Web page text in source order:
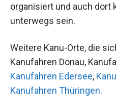
organisiert und auch dort
unterwegs sein.
Weitere Kanu-Orte, die
Kanufahren Donau,
Kanufahren Edersee,
Kanufahren Thüringen.